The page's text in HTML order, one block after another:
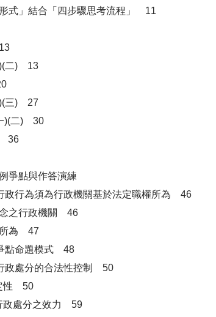
」結合「四步驟思考流程」 11
二) 13
三) 27
)(二) 30
36
爭點與作答演練
為須為行政機關基於法定職權所為 46
之行政機關 46
為 47
命題模式 48
處分的合法性控制 50
50
處分之效力 59